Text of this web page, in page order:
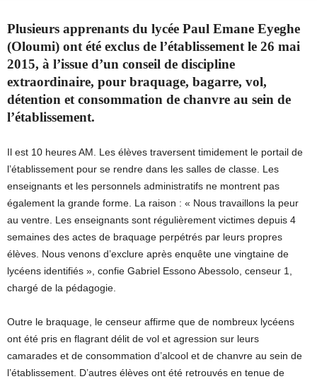
Plusieurs apprenants du lycée Paul Emane Eyeghe
(Oloumi) ont été exclus de l’établissement le 26 mai
2015, à l’issue d’un conseil de discipline
extraordinaire, pour braquage, bagarre, vol,
détention et consommation de chanvre au sein de
l’établissement.
Il est 10 heures AM. Les élèves traversent timidement le portail de
l’établissement pour se rendre dans les salles de classe. Les
enseignants et les personnels administratifs ne montrent pas
également la grande forme. La raison : « Nous travaillons la peur
au ventre. Les enseignants sont régulièrement victimes depuis 4
semaines des actes de braquage perpétrés par leurs propres
élèves. Nous venons d’exclure après enquête une vingtaine de
lycéens identifiés », confie Gabriel Essono Abessolo, censeur 1,
chargé de la pédagogie.
Outre le braquage, le censeur affirme que de nombreux lycéens
ont été pris en flagrant délit de vol et agression sur leurs
camarades et de consommation d’alcool et de chanvre au sein de
l’établissement. D’autres élèves ont été retrouvés en tenue de